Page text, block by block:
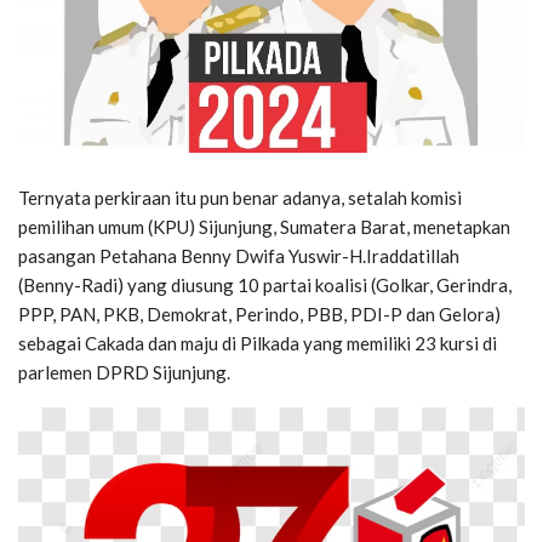
Ternyata perkiraan itu pun benar adanya, setalah komisi
pemilihan umum (KPU) Sijunjung, Sumatera Barat, menetapkan
pasangan Petahana Benny Dwifa Yuswir-H.Iraddatillah
(Benny-Radi) yang diusung 10 partai koalisi (Golkar, Gerindra,
PPP, PAN, PKB, Demokrat, Perindo, PBB, PDI-P dan Gelora)
sebagai Cakada dan maju di Pilkada yang memiliki 23 kursi di
parlemen DPRD Sijunjung.